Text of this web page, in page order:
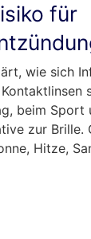
für
wie sich
beim Sport
zur Brille.
Hitze,